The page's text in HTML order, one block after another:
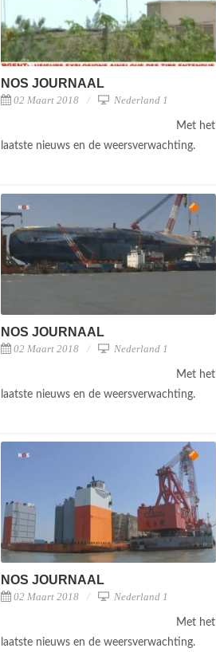
NOS JOURNAAL
02 Maart 2018 Nederland 1
Met het
laatste nieuws en de weersverwachting.
NOS JOURNAAL
02 Maart 2018 Nederland 1
Met het
laatste nieuws en de weersverwachting.
NOS JOURNAAL
02 Maart 2018 Nederland 1
Met het
laatste nieuws en de weersverwachting.